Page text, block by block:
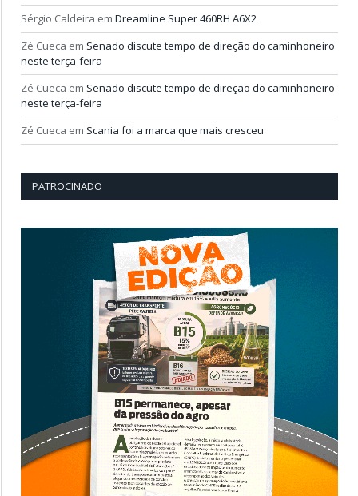
Sérgio Caldeira em Dreamline Super 460RH A6X2
Zé Cueca em Senado discute tempo de direção do caminhoneiro
neste terça-feira
Zé Cueca em Senado discute tempo de direção do caminhoneiro
neste terça-feira
Zé Cueca em Scania foi a marca que mais cresceu
PATROCINADO